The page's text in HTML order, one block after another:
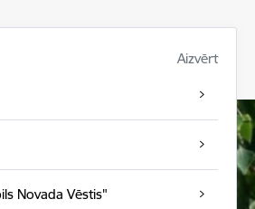
Aizvērt
Novada Vēstis"